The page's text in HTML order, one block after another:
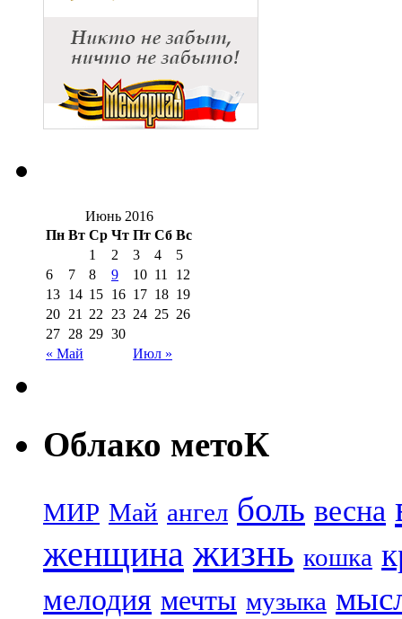
Июнь 2016
Пн Вт Ср Чт Пт Сб Вс
« Май Июл »
1 2 3 4
5
6
7 8 9 10 11
12
13 14 15 16 17 18 19
20 21 22 23 24 25 26
27 28 29 30
Облако метоК
МИР Май ангел боль весна
женщина жизнь кошка
мелодия мечты музыка